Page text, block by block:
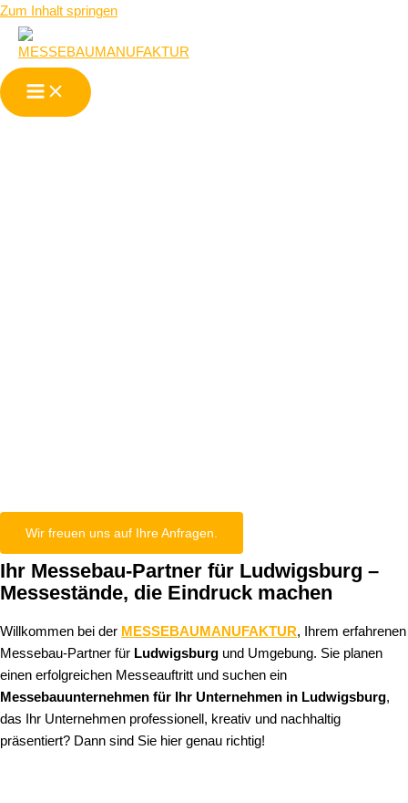
Zum Inhalt springen
Wir freuen uns auf Ihre Anfragen.
Ihr Messebau-Partner für Ludwigsburg –
Messestände, die Eindruck machen
Willkommen bei der MESSEBAUMANUFAKTUR, Ihrem erfahrenen
Messebau-Partner für Ludwigsburg und Umgebung. Sie planen
einen erfolgreichen Messeauftritt und suchen ein
Messebauunternehmen für Ihr Unternehmen in Ludwigsburg,
das Ihr Unternehmen professionell, kreativ und nachhaltig
präsentiert? Dann sind Sie hier genau richtig!